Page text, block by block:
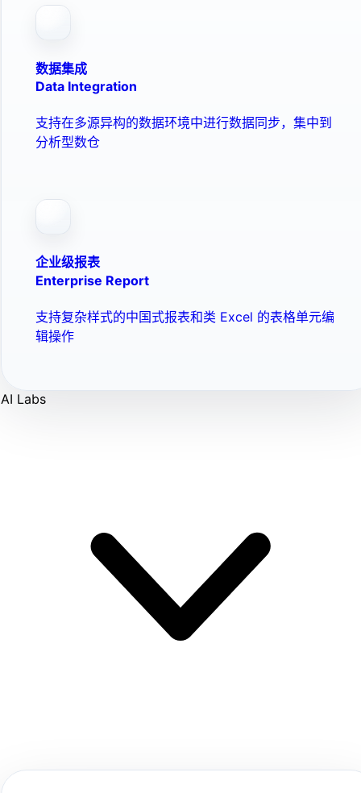
数据集成
Data Integration
支持在多源异构的数据环境中进行数据同步，集中到
分析型数仓
企业级报表
Enterprise Report
支持复杂样式的中国式报表和类 Excel 的表格单元编
辑操作
AI Labs